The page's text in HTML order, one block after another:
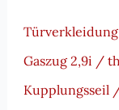
Gaszug 2,9i /
Kupplungsseil